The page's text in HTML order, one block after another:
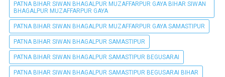
PATNA BIHAR SIWAN BHAGALPUR MUZAFFARPUR GAYA BIHAR SIWAN
BHAGALPUR MUZAFFARPUR GAYA
PATNA BIHAR SIWAN BHAGALPUR MUZAFFARPUR GAYA SAMASTIPUR
PATNA BIHAR SIWAN BHAGALPUR SAMASTIPUR
PATNA BIHAR SIWAN BHAGALPUR SAMASTIPUR BEGUSARAI
PATNA BIHAR SIWAN BHAGALPUR SAMASTIPUR BEGUSARAI BIHAR